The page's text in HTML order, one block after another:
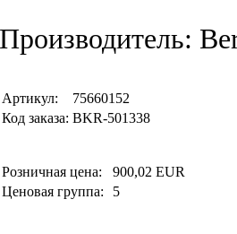
Производитель:
Артикул:
75660152
Код заказа: BKR-501338
Розничная цена:
900,02 EUR
Ценовая группа:
5